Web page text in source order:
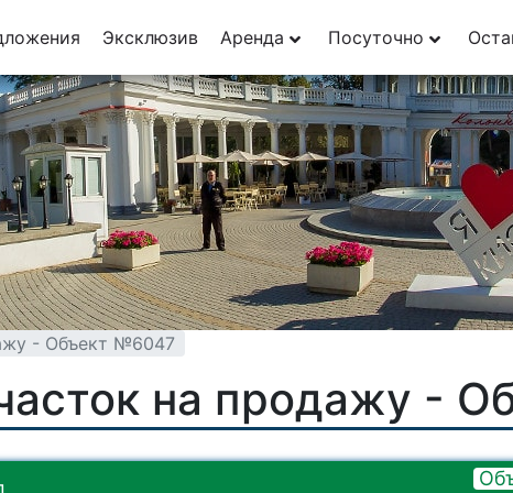
Эксклюзив Аренда Посуточно
- Объект №6047
на продажу -